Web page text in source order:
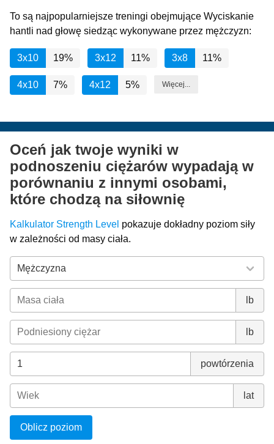
To są najpopularniejsze treningi obejmujące Wyciskanie
hantli nad głowę siedząc wykonywane przez mężczyzn:
3x10 19% 3x12 11% 3x8 11%
4x10 7% 4x12 5% Więcej...
Oceń jak twoje wyniki w
podnoszeniu ciężarów wypadają w
porównaniu z innymi osobami,
które chodzą na siłownię
Kalkulator Strength Level pokazuje dokładny poziom siły
w zależności od masy ciała.
lb
lb
powtórzenia
lat
Oblicz poziom